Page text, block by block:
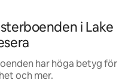
i Lake
har höga betyg för
och mer.